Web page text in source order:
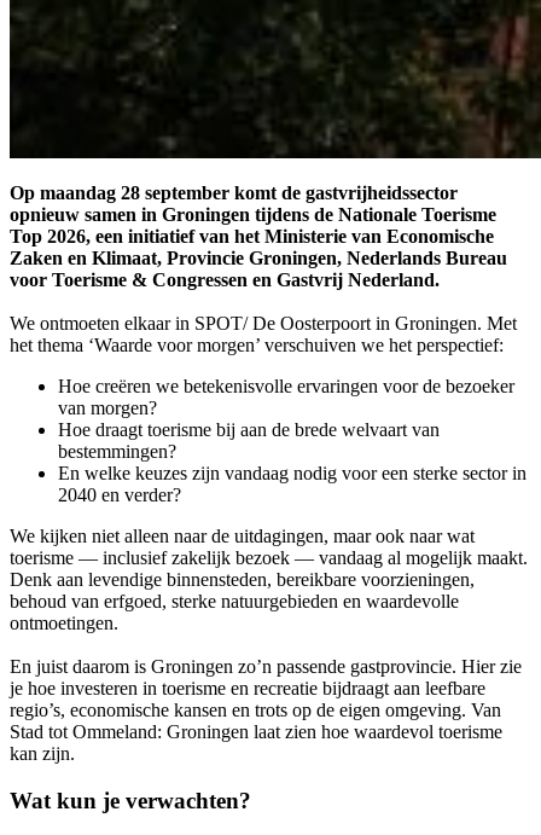
Op maandag 28 september komt de gastvrijheidssector
opnieuw samen in Groningen tijdens de Nationale Toerisme
Top 2026, een initiatief van het Ministerie van Economische
Zaken en Klimaat, Provincie Groningen, Nederlands Bureau
voor Toerisme & Congressen en Gastvrij Nederland.
We ontmoeten elkaar in SPOT/ De Oosterpoort in Groningen. Met
het thema ‘Waarde voor morgen’ verschuiven we het perspectief:
Hoe creëren we betekenisvolle ervaringen voor de bezoeker
van morgen?
Hoe draagt toerisme bij aan de brede welvaart van
bestemmingen?
En welke keuzes zijn vandaag nodig voor een sterke sector in
2040 en verder?
We kijken niet alleen naar de uitdagingen, maar ook naar wat
toerisme — inclusief zakelijk bezoek — vandaag al mogelijk maakt.
Denk aan levendige binnensteden, bereikbare voorzieningen,
behoud van erfgoed, sterke natuurgebieden en waardevolle
ontmoetingen.
En juist daarom is Groningen zo’n passende gastprovincie. Hier zie
je hoe investeren in toerisme en recreatie bijdraagt aan leefbare
regio’s, economische kansen en trots op de eigen omgeving. Van
Stad tot Ommeland: Groningen laat zien hoe waardevol toerisme
kan zijn.
Wat kun je verwachten?